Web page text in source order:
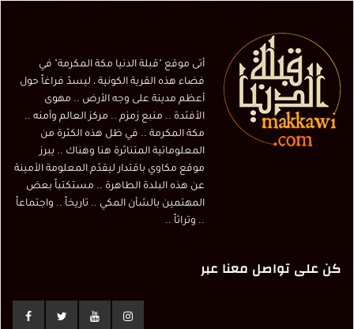
أتى موقع "قبلة الدنيا مكة المكرمة" في
فضاء هذه القرية الكونية ، ليسدّ فراغاً حول
أعظم مدينة على وجه الأرض .. مهوى
الأفئدة .. منبع زمزم .. مركز العالم وأمنه ..
مكة المكرمة .. في ظل هذه الكثرة من
المعلوماتية المتناثرة هنا وهناك .. يبرز
موقع مكاوي باقتدار ليقدّم المعلومة الأمينة
عن هذه البلدة الطاهرة .. مستكتباً بعض
المهتمين بالشأن المكي .. تاريخاً .. واجتماعاً
.. وتراثاً ..
كن على تواصل معنا عبر